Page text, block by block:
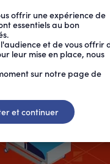
offrir une expérience de
essentiels au bon
et de vous offrir
leur mise en place, nous
sur notre page de
et continuer